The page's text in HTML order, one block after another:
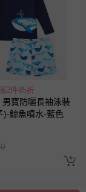
2件85折
寶防曬長袖泳裝
)-鯨魚噴水-藍色